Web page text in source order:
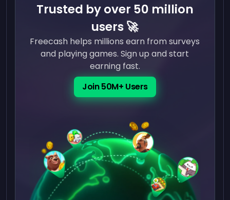
Trusted by over 50 million
users 🚀
Freecash helps millions earn from surveys
and playing games. Sign up and start
earning fast.
Join 50M+ Users